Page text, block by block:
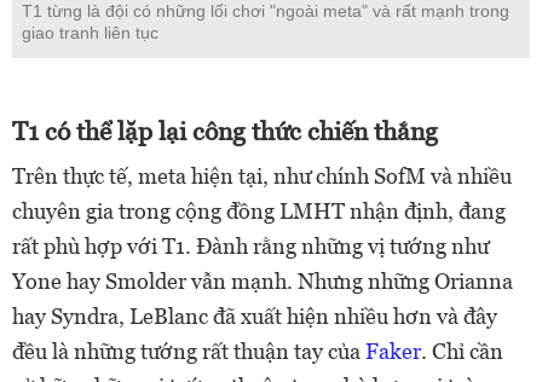
T1 từng là đội có những lối chơi "ngoài meta" và rất mạnh trong
giao tranh liên tục
T1 có thể lặp lại công thức chiến thắng
Trên thực tế, meta hiện tại, như chính SofM và nhiều
chuyên gia trong cộng đồng LMHT nhận định, đang
rất phù hợp với T1. Đành rằng những vị tướng như
Yone hay Smolder vẫn mạnh. Nhưng những Orianna
hay Syndra, LeBlanc đã xuất hiện nhiều hơn và đây
đều là những tướng rất thuận tay củaFaker. Chỉ cần